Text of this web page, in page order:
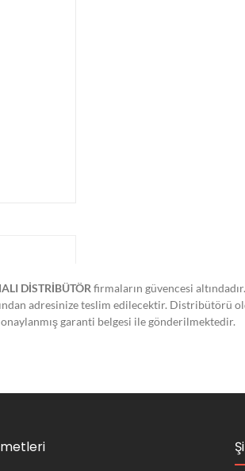
DİSTRİBÜTÖR firmaların güvencesi
adresinize teslim edilecektir. Distribütörü
garanti belgesi ile gönderilmektedir.